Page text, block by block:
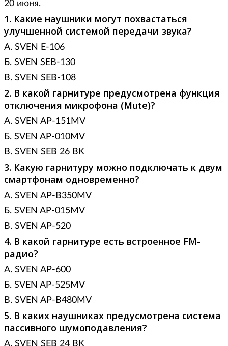
20 июня.
1. Какие наушники могут похвастаться
улучшенной системой передачи звука?
А. SVEN E-106
Б. SVEN SEB-130
В. SVEN SEB-108
2. В какой гарнитуре предусмотрена функция
отключения микрофона (Mute)?
А. SVEN AP-151MV
Б. SVEN AP-010MV
В. SVEN SEB 26 BK
3. Какую гарнитуру можно подключать к двум
смартфонам одновременно?
А. SVEN AP-B350MV
Б. SVEN AP-015MV
В. SVEN AP-520
4. В какой гарнитуре есть встроенное FM-
радио?
А. SVEN AP-600
Б. SVEN AP-525MV
В. SVEN AP-B480MV
5. В каких наушниках предусмотрена система
пассивного шумоподавления?
А. SVEN SEB 24 BK